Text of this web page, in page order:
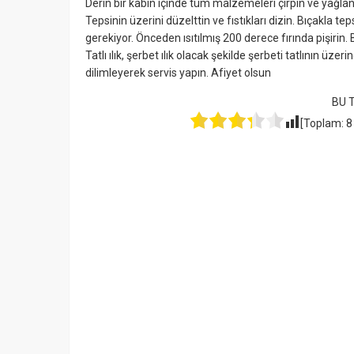
Derin bir kabın içinde tüm malzemeleri çırpın ve
Tepsinin üzerini düzelttin ve fıstıkları dizin. Bıçakla
gerekiyor. Önceden ısıtılmış 200 derece fırında
Tatlı ılık, şerbet ılık olacak şekilde şerbeti tatlının
dilimleyerek servis yapın. Afiyet olsun
BU
[Toplam: 8